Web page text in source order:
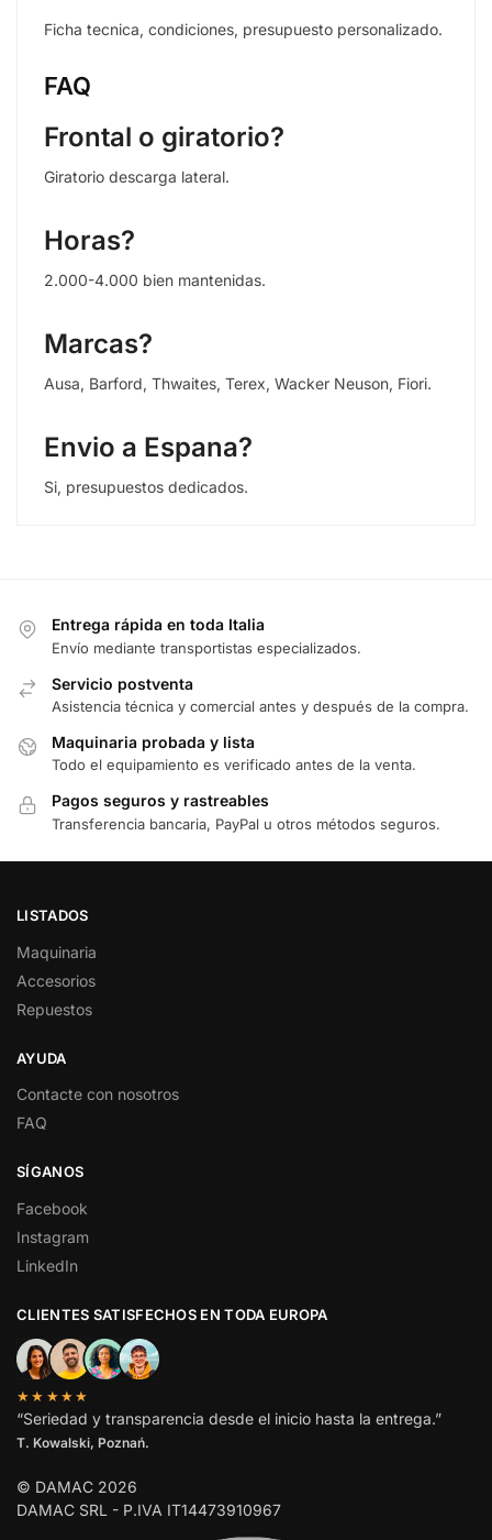
Ficha tecnica, condiciones, presupuesto personalizado.
FAQ
Frontal o giratorio?
Giratorio descarga lateral.
Horas?
2.000-4.000 bien mantenidas.
Marcas?
Ausa, Barford, Thwaites, Terex, Wacker Neuson, Fiori.
Envio a Espana?
Si, presupuestos dedicados.
Entrega rápida en toda Italia
Envío mediante transportistas especializados.
Servicio postventa
Asistencia técnica y comercial antes y después de la compra.
Maquinaria probada y lista
Todo el equipamiento es verificado antes de la venta.
Pagos seguros y rastreables
Transferencia bancaria, PayPal u otros métodos seguros.
LISTADOS
Maquinaria
Accesorios
Repuestos
AYUDA
Contacte con nosotros
FAQ
SÍGANOS
Facebook
Instagram
LinkedIn
CLIENTES SATISFECHOS EN TODA EUROPA
★★★★★
“Seriedad y transparencia desde el inicio hasta la entrega.”
T. Kowalski, Poznań.
© DAMAC 2026
DAMAC SRL - P.IVA IT14473910967